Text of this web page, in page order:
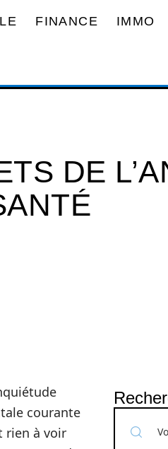
FINANCE IMMO
DE
courante
rien à voir